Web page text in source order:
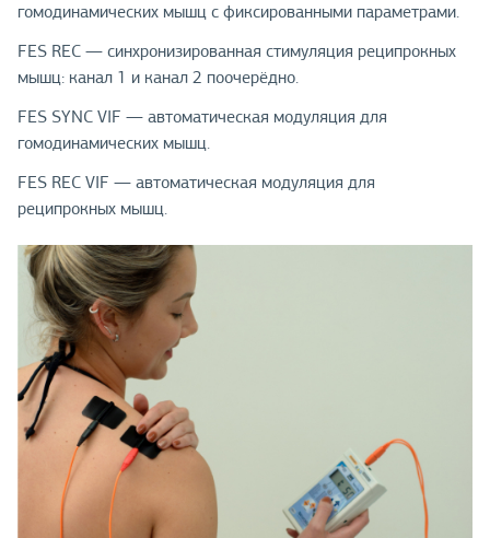
гомодинамических мышц с фиксированными параметрами.
FES REC — синхронизированная стимуляция реципрокных
мышц: канал 1 и канал 2 поочерёдно.
FES SYNC VIF — автоматическая модуляция для
гомодинамических мышц.
FES REC VIF — автоматическая модуляция для
реципрокных мышц.